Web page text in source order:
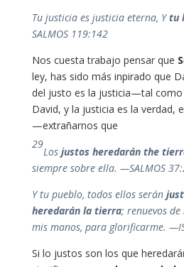
tu
SALMOS 119:142
Nos cuesta trabajo pensar que
ley, has sido más inpirado que
del justo es la justicia—tal como
David, y la justicia es la verdad,
extrañarnos que—
29
Los justos heredarán the
siempre sobre ella. —SALMOS
Y tu pueblo, todos ellos serán
heredarán la tierra; renuevos
mis manos, para glorificarme.
Si lo justos son los que